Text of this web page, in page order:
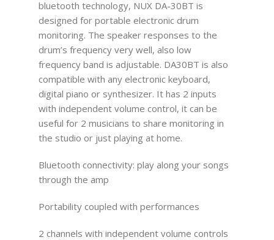
bluetooth technology, NUX DA-30BT is
designed for portable electronic drum
monitoring. The speaker responses to the
drum’s frequency very well, also low
frequency band is adjustable. DA30BT is also
compatible with any electronic keyboard,
digital piano or synthesizer. It has 2 inputs
with independent volume control, it can be
useful for 2 musicians to share monitoring in
the studio or just playing at home.
Bluetooth connectivity: play along your songs
through the amp
Portability coupled with performances
2 channels with independent volume controls